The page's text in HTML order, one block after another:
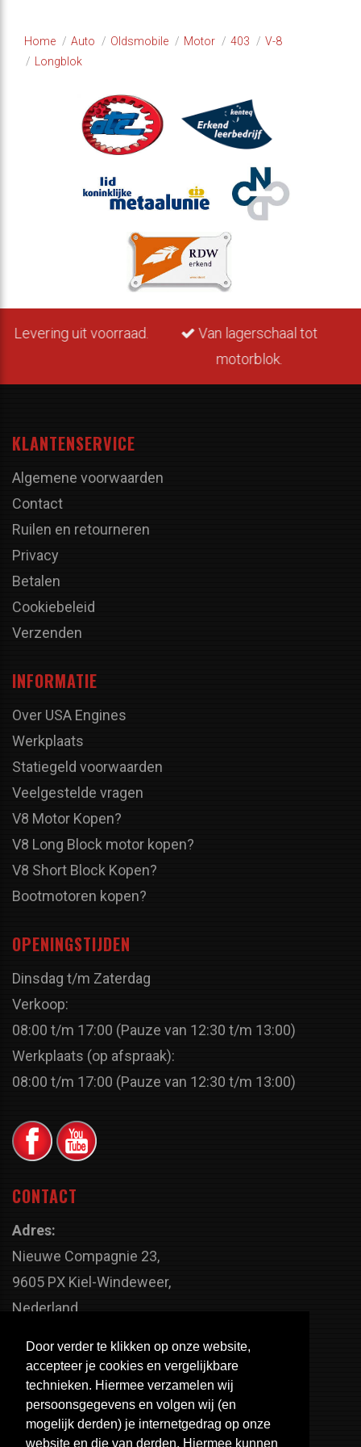
Door verder te klikken op onze website,
accepteer je cookies en vergelijkbare
technieken. Hiermee verzamelen wij
persoonsgegevens en volgen wij (en
mogelijk derden) je internetgedrag op onze
website en die van derden. Hiermee kunnen
Home Auto Oldsmobile Motor 403
V-8
Longblok
Van lagerschaal tot
Motoren van 1960 tot
nu.
KLANTENSERVICE
Algemene voorwaarden
Contact
Ruilen en retourneren
Privacy
Betalen
Cookiebeleid
Verzenden
INFORMATIE
Over USA Engines
Werkplaats
Statiegeld voorwaarden
Veelgestelde vragen
V8 Motor Kopen?
V8 Long Block motor kopen?
V8 Short Block Kopen?
Bootmotoren kopen?
OPENINGSTIJDEN
Dinsdag t/m Zaterdag
Verkoop:
08:00 t/m 17:00 (Pauze van 12:30 t/m 13:00)
Werkplaats (op afspraak):
08:00 t/m 17:00 (Pauze van 12:30 t/m 13:00)
CONTACT
Adres:
Nieuwe Compagnie 23,
9605 PX Kiel-Windeweer,
Nederland
+31 598 - 320 402
Telefoonnummer:
+31 598 - 350 330
Email: